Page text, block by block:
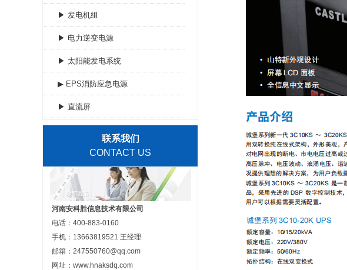
▶ 发电机组
▶ 电力逆变电源
▶ 太阳能发电系统
▶ EPS消防应急电源
▶ 直流屏
联系我们
CONTACT US
河南安科胜信息技术有限公司
电话：400-883-0160
手机：13663819521 王经理
邮箱：247550760@qq.com
网址：www.hnaksdq.com